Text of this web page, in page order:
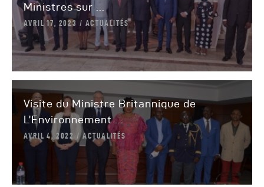
Ministres sur ...
AVRIL 17, 2023 ACTUALITÉS
Visite du Ministre Britannique de
L’Environnement ...
AVRIL 4, 2022 ACTUALITÉS